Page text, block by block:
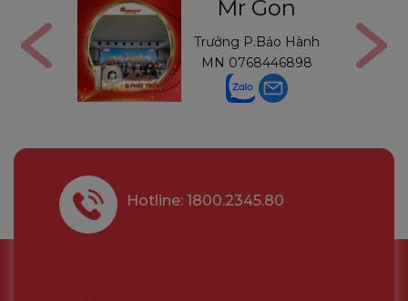
Mr Gon
Trưởng P.Bảo Hành
MN 0768446898
Hotline: 1800.2345.80